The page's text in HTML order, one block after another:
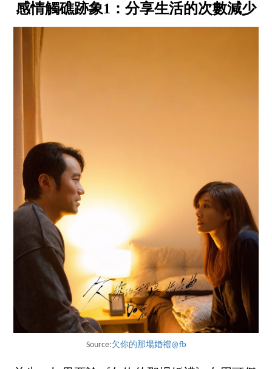
感情觸礁跡象1：分享生活的次數減少
Source:欠你的那場婚禮@fb